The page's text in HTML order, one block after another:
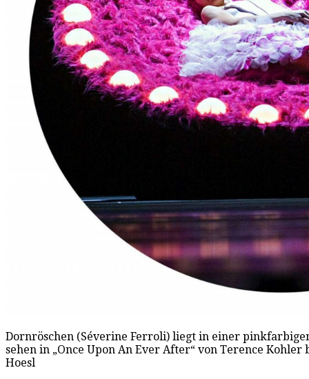
Dornröschen (Séverine Ferroli) liegt in einer
sehen in „Once Upon An Ever After“ von Terence
Hoesl